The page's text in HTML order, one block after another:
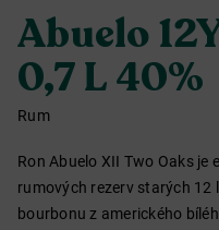
Abuelo
0,7 L 40%
Rum
Ron Abuelo XII Two Oaks je
rumových rezerv starých 12
bourbonu z amerického